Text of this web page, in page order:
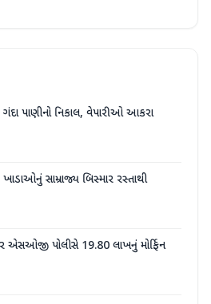
ગંદા પાણીનો નિકાલ, વેપારીઓ આકરા
સામ્રાજ્ય બિસ્માર રસ્તાથી
એસઓજી પોલીસે 19.80 લાખનું મોર્ફિન